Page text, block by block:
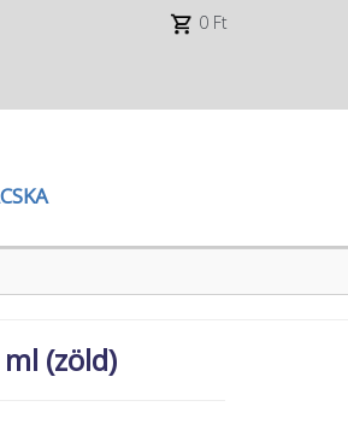
0 Ft
(zöld)